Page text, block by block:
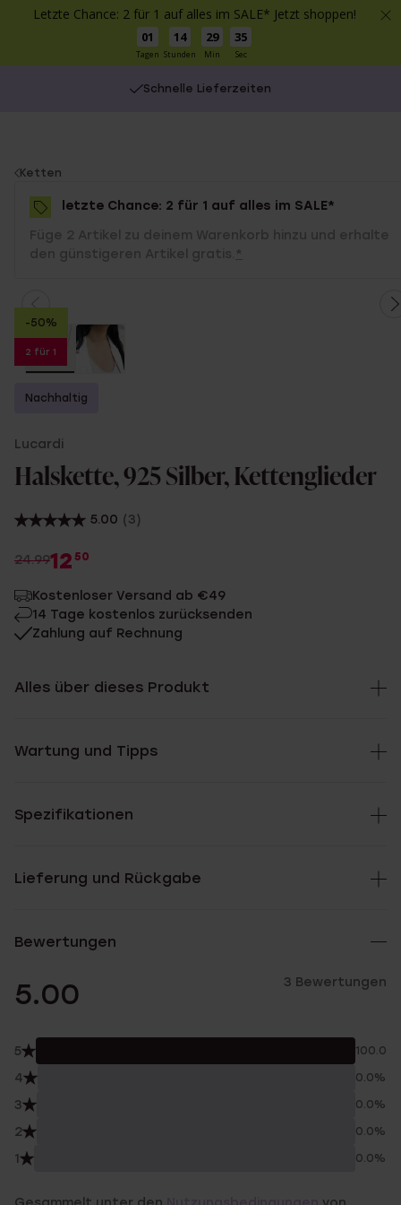
Letzte Chance: 2 für 1 auf alles im SALE* Jetzt shoppen!
01
Tagen
14
Stunden
29
Min
35
Sec
Schnelle Lieferzeiten
You
are
here:
Ketten
letzte Chance: 2 für 1 auf alles im SALE*
Füge 2 Artikel zu deinem Warenkorb hinzu und erhalte
den günstigeren Artikel gratis. *
-50%
2 für 1
Nachhaltig
Lucardi
Halskette, 925 Silber, Kettenglieder
5.00 (3)
24.9912 50
Kostenloser Versand ab €49
14 Tage kostenlos zurücksenden
Zahlung auf Rechnung
Alles über dieses Produkt
Wartung und Tipps
Spezifikationen
Lieferung und Rückgabe
Bewertungen
5.00 3 Bewertungen
5 100.0%
4 0.0%
3 0.0%
2 0.0%
1 0.0%